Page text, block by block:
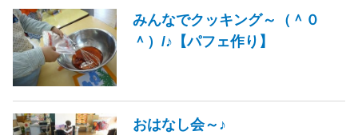
みんなでクッキング～（＾０
＾）/♪【パフェ作り】
おはなし会～♪